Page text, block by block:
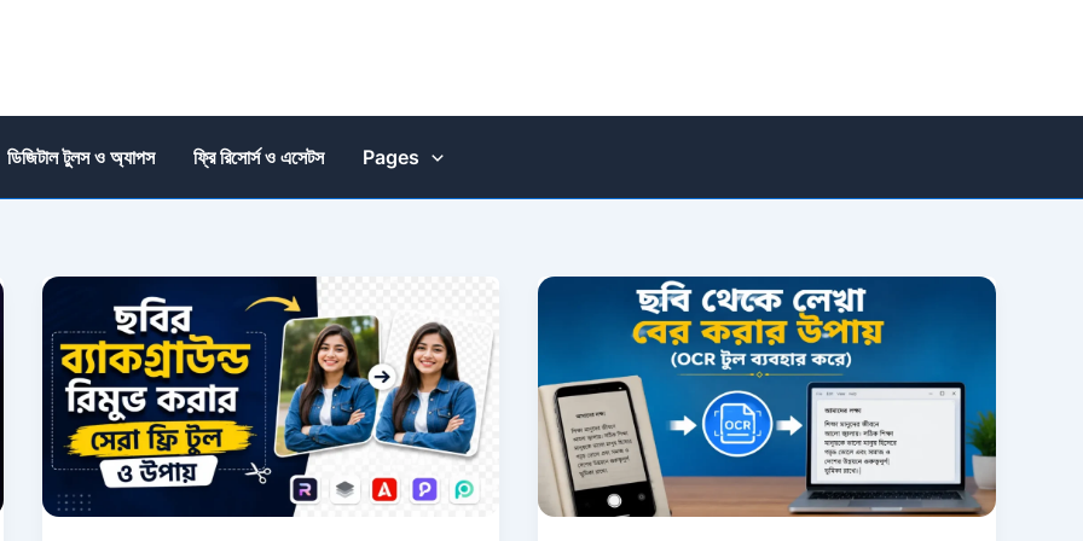
ডিজিটাল টুলস ও অ্যাপস ফ্রি রিসোর্স ও এসেটস Pages